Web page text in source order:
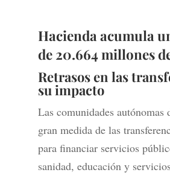
Hacienda acumula
de 20.664 millones
Retrasos en las
su impacto
Las comunidades autónomas
gran medida de las
para financiar servicios
sanidad, educación y